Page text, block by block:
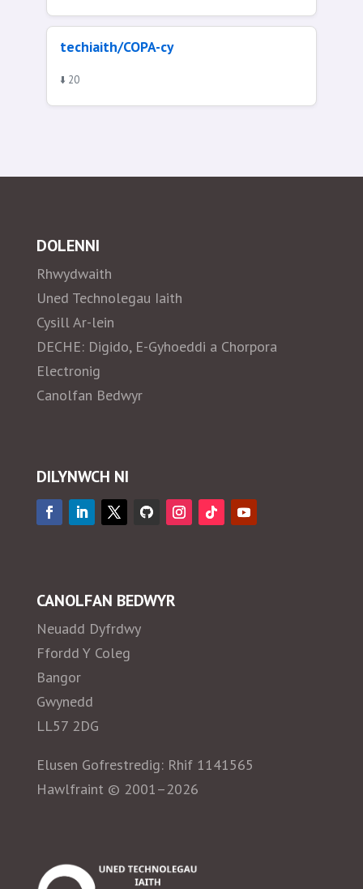
techiaith/COPA-cy
⬇️ 20
DOLENNI
Rhwydwaith
Uned Technolegau Iaith
Cysill Ar-lein
DECHE: Digido, E-Gyhoeddi a Chorpora
Electronig
Canolfan Bedwyr
DILYNWCH NI
CANOLFAN BEDWYR
Neuadd Dyfrdwy
Ffordd Y Coleg
Bangor
Gwynedd
LL57 2DG
Elusen Gofrestredig: Rhif 1141565
Hawlfraint © 2001–2026